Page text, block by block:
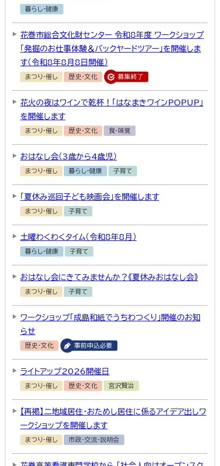
暮らし・健康
花巻市総合文化財センター 令和8年度 ワークショップ
「発掘のお仕事体験＆バックヤードツアー」を開催しま
す（令和8年8月8日開催）
まつり・催し 歴史・文化 募集終了
花火の夜はワインで乾杯！「はなまきワインPOPUP」
を開催します
まつり・催し 歴史・文化 食・味覚
おはなし会（3歳から4歳児）
まつり・催し 暮らし・健康 子育て
「夏休み巡回子ども映画会」を開催します
まつり・催し 子育て
土曜わくわくタイム（令和8年8月）
暮らし・健康 子育て
おはなし会にきてみませんか？《夏休みおはなし会》
まつり・催し 子育て
ワークショップ「成島和紙でうちわつくり」開催のお知
らせ
歴史・文化 事前申込必要
ライトアップ2026開催日
まつり・催し 歴史・文化 宮沢賢治
【再掲】二地域居住・おためし居住に係るアイデア出しワ
ークショップを開催します
まつり・催し 市政・交流・説明会